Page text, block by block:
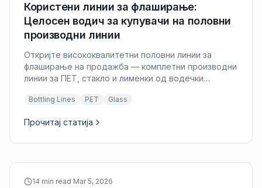
Користени линии за флаширање:
Целосен водич за купувачи на половни
производни линии
Откријте висококвалитетни половни линии за
флаширање на продажба — комплетни производни
линии за ПЕТ, стакло и лименки од водечки
низ целиот свет и одговор за 24 часа.
Bottling Lines PET Glass
Прочитај статија
14 min read·Mar 5, 2026